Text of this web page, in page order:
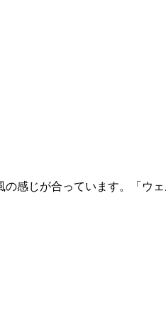
感じが合っています。「ウ